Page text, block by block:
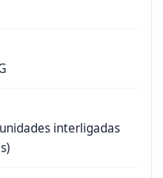
interligadas